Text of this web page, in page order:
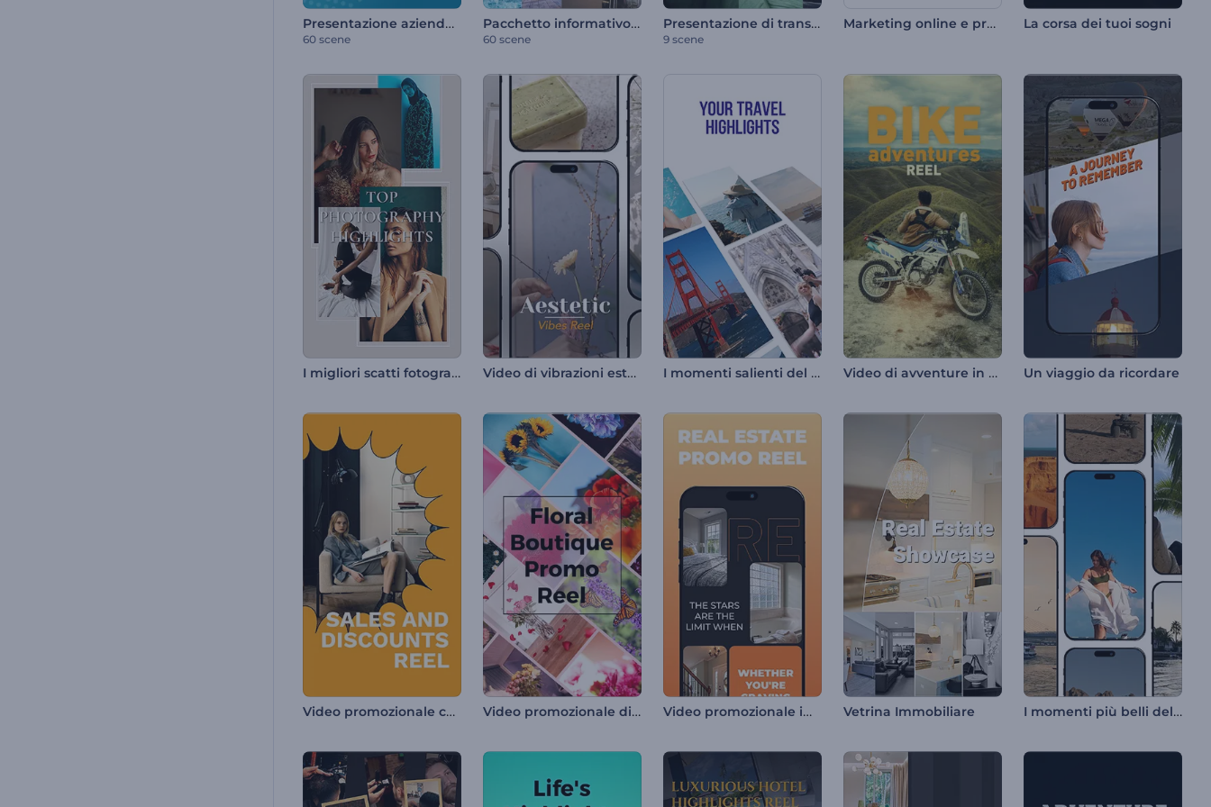
Presentazione aziendale dinamica
60 scene
Pacchetto informativo sui social media
60 scene
Presentazione di transizioni frammentate
9 scene
Marketing online e promozione SEO La corsa dei tuoi sogni
I migliori scatti fotografici Video di vibrazioni estetiche I momenti salienti del tuo viaggio Video di avventure in moto Un viaggio da ricordare
Video promozionale con sconti e promozioni Video promozionale di Floral Boutique. Video promozionale immobiliare Vetrina Immobiliare I momenti più belli del viaggio di sempre